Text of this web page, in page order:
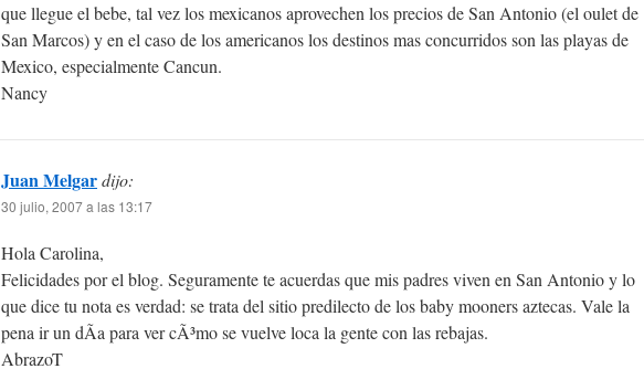
que llegue el bebe, tal vez los mexicanos aprovechen los precios de San Antonio (el oulet de
San Marcos) y en el caso de los americanos los destinos mas concurridos son las playas de
Mexico, especialmente Cancun.
Nancy
Juan Melgardijo:
30 julio, 2007 a las 13:17
Hola Carolina,
Felicidades por el blog. Seguramente te acuerdas que mis padres viven en San Antonio y lo
que dice tu nota es verdad: se trata del sitio predilecto de los baby mooners aztecas. Vale la
pena ir un dÃ­a para ver cÃ³mo se vuelve loca la gente con las rebajas.
AbrazoT